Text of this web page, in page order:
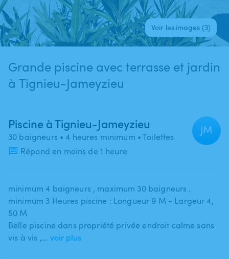
Voir les images (3)
Grande piscine avec terrasse et jardin
à Tignieu-Jameyzieu
Piscine à Tignieu-Jameyzieu
30 baigneurs • 4 heures minimum • Toilettes
Répond en moins de 1 heure
jM
minimum 4 baigneurs ​,​ maximum 30 baigneurs .
minimum 3 Heures piscine : Longueur 9 M - Largeur 4​,​
50 M
Belle piscine dans propriété privée endroit calme sans
vis à vis ​,​… voir plus